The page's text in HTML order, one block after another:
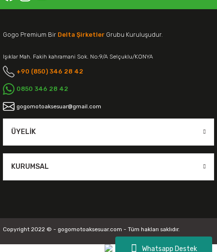
Whatsapp Destek
Gogo Premium Bir Delta Şirketler Grubu Kuruluşudur.
Işıklar Mah. Fakih kahramani Sok. No:9/A Selçuklu/KONYA
+90 (850) 346 28 42
0850 346 28 42
gogomotoaksesuar@gmail.com
ÜYELIK
KURUMSAL
Copyright 2022 © - gogomotoaksesuar.com - Tüm hakları saklıdır.